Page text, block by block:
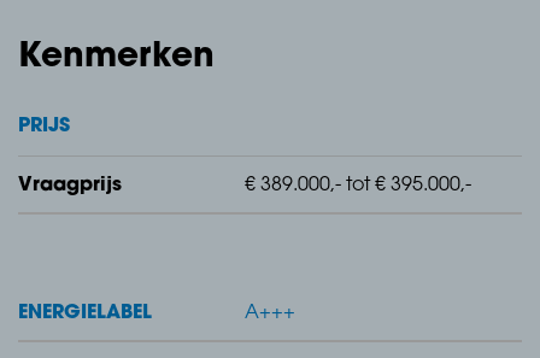
Kenmerken
PRIJS
Vraagprijs € 389.000,- tot € 395.000,-
ENERGIELABEL A+++